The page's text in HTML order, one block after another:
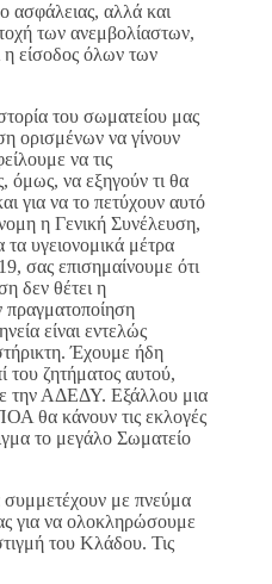
ασφάλειας, αλλά και
των ανεμβολίαστων,
είσοδος όλων των
του σωματείου μας
ορισμένων να γίνουν
να τις
όμως, να εξηγούν τι θα
για να το πετύχουν αυτό
η Γενική Συνέλευση,
υγειονομικά μέτρα
σας επισημαίνουμε ότι
δεν θέτει η
πραγματοποίηση
είναι εντελώς
Έχουμε ήδη
του ζητήματος αυτού,
την ΑΔΕΔΥ. Εξάλλου μια
θα κάνουν τις εκλογές
το μεγάλο Σωματείο
συμμετέχουν με πνεύμα
για να ολοκληρώσουμε
του Κλάδου. Τις